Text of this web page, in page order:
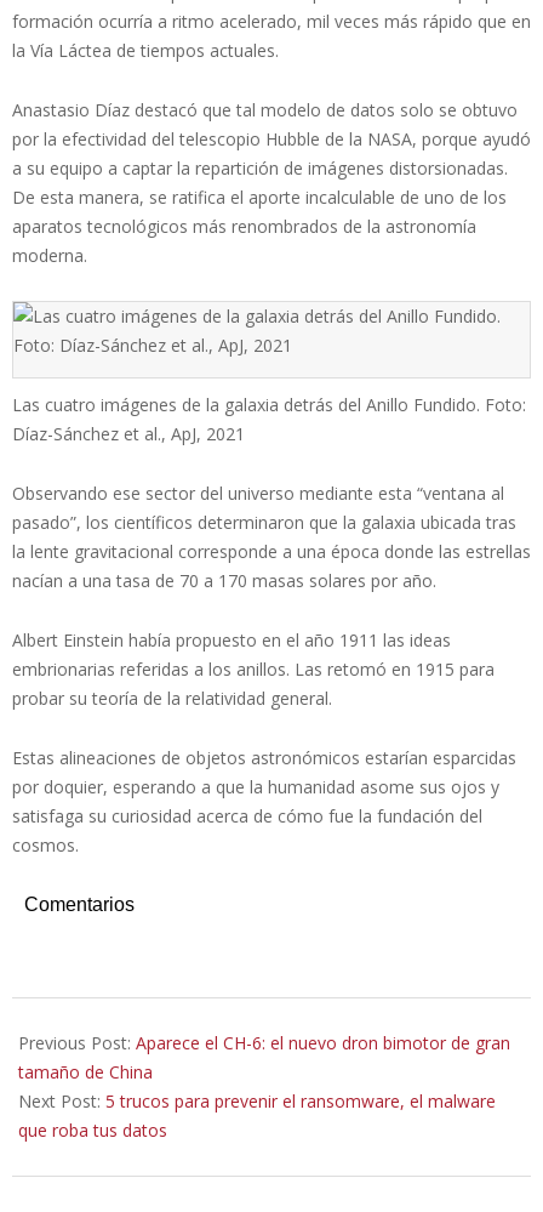
formación ocurría a ritmo acelerado, mil veces más rápido que en
la Vía Láctea de tiempos actuales.
Anastasio Díaz destacó que tal modelo de datos solo se obtuvo
por la efectividad del telescopio Hubble de la NASA, porque ayudó
a su equipo a captar la repartición de imágenes distorsionadas.
De esta manera, se ratifica el aporte incalculable de uno de los
aparatos tecnológicos más renombrados de la astronomía
moderna.
Las cuatro imágenes de la galaxia detrás del Anillo Fundido. Foto:
Díaz-Sánchez et al., ApJ, 2021
Observando ese sector del universo mediante esta “ventana al
pasado”, los científicos determinaron que la galaxia ubicada tras
la lente gravitacional corresponde a una época donde las estrellas
nacían a una tasa de 70 a 170 masas solares por año.
Albert Einstein había propuesto en el año 1911 las ideas
embrionarias referidas a los anillos. Las retomó en 1915 para
probar su teoría de la relatividad general.
Estas alineaciones de objetos astronómicos estarían esparcidas
por doquier, esperando a que la humanidad asome sus ojos y
satisfaga su curiosidad acerca de cómo fue la fundación del
cosmos.
Comentarios
09-
28
Previous Post: Aparece el CH-6: el nuevo dron bimotor de gran
tamaño de China
Next Post: 5 trucos para prevenir el ransomware, el malware
que roba tus datos